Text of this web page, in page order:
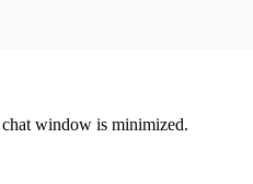
window is minimized.